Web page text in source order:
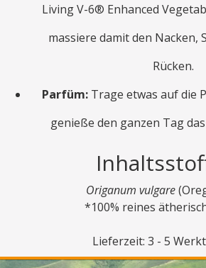
Living V-6® Enhanced
massiere damit den Nacken,
Rücken.
Parfüm: Trage etwas auf die
genieße den ganzen Tag
Origanum vulgare
*100% reines
Lieferzeit: 3 - 5